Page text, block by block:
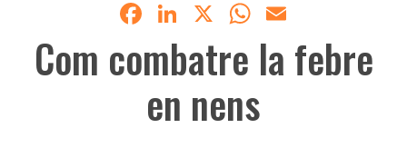
Facebook
LinkedIn
X WhatsApp
Com combatre la febre
en nens